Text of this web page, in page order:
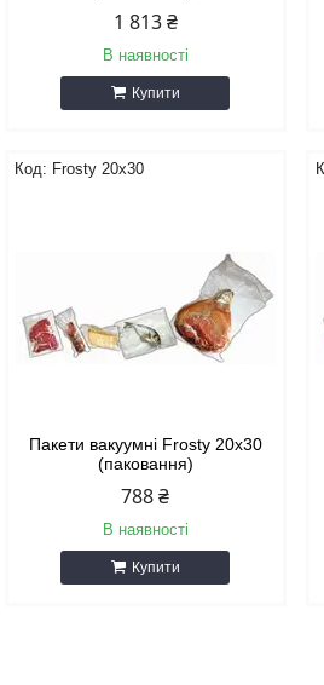
1 813 ₴
В наявності
Купити
Frosty 20х30
Пакети вакуумні Frosty 20х30
(паковання)
788 ₴
В наявності
Купити